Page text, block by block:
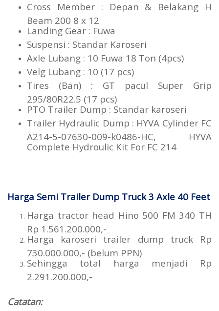
Cross Member : Depan & Belakang H
Beam 200 8 x 12
Landing Gear : Fuwa
Suspensi : Standar Karoseri
Axle Lubang : 10 Fuwa 18 Ton (4pcs)
Velg Lubang : 10 (17 pcs)
Tires (Ban) : GT pacul Super Grip
295/80R22.5 (17 pcs)
PTO Trailer Dump : Standar karoseri
Trailer Hydraulic Dump : HYVA Cylinder FC
A214-5-07630-009-k0486-HC, HYVA
Complete Hydroulic Kit For FC 214
Harga Semi Trailer Dump Truck 3 Axle 40 Feet
Harga tractor head Hino 500 FM 340 TH
Rp 1.561.200.000,-
Harga karoseri trailer dump truck Rp
730.000.000,- (belum PPN)
Sehingga total harga menjadi Rp
2.291.200.000,-
Catatan: